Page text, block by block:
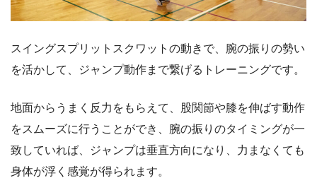
スイングスプリットスクワットの動きで、腕の振りの勢い
を活かして、ジャンプ動作まで繋げるトレーニングです。
地面からうまく反力をもらえて、股関節や膝を伸ばす動作
をスムーズに行うことができ、腕の振りのタイミングが一
致していれば、ジャンプは垂直方向になり、力まなくても
身体が浮く感覚が得られます。